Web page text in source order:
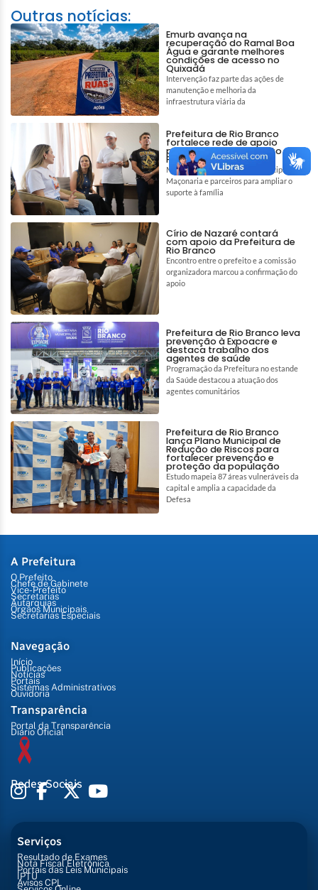
Outras notícias:
Emurb avança na
recuperação do Ramal Boa
Água e garante melhores
condições de acesso no
Quixadá
Intervenção faz parte das ações de
manutenção e melhoria da
infraestrutura viária da
Prefeitura de Rio Branco
fortalece rede de apoio
para auxiliar tratamento de
Pedro e Tiago
Mobilização reúne gestão municipal,
Maçonaria e parceiros para ampliar o
suporte à família
Círio de Nazaré contará
com apoio da Prefeitura de
Rio Branco
Encontro entre o prefeito e a comissão
organizadora marcou a confirmação do
apoio
Prefeitura de Rio Branco leva
prevenção à Expoacre e
destaca trabalho dos
agentes de saúde
Programação da Prefeitura no estande
da Saúde destacou a atuação dos
agentes comunitários
Prefeitura de Rio Branco
lança Plano Municipal de
Redução de Riscos para
fortalecer prevenção e
proteção da população
Estudo mapeia 87 áreas vulneráveis da
capital e amplia a capacidade da
Defesa
A Prefeitura
O Prefeito
Chefe de Gabinete
Vice-Prefeito
Secretarias
Autarquias
Órgãos Municipais
Secretarias Especiais
Navegação
Início
Publicações
Notícias
Portais
Sistemas Administrativos
Ouvidoria
Transparência
Portal da Transparência
Diário Oficial
Redes Sociais
Serviços
Resultado de Exames
Nota Fiscal Eletrônica
Portais das Leis Municipais
IPTU
Avisos CPL